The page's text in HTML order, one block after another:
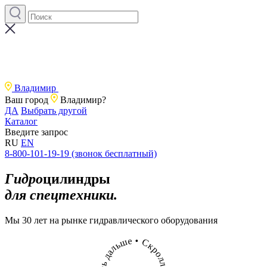
Владимир
Ваш город
Владимир?
ДА Выбрать другой
Каталог
Введите запрос
RU EN
8-800-101-19-19 (звонок бесплатный)
Гидроцилиндры
для спецтехники.
Мы 30 лет на рынке гидравлического оборудования
ь
д
а
льше • Ск
ро
л
л